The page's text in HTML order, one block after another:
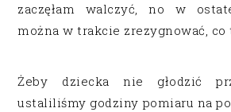
zaczęłam walczyć, no w
można w trakcie zrezygnować, co
Żeby dziecka nie głodzić
ustaliliśmy godziny pomiaru na